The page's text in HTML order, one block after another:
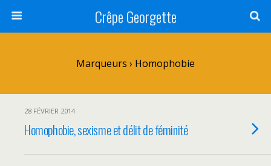
Crêpe Georgette
Marqueurs › Homophobie
28 FÉVRIER 2014
Homophobie, sexisme et délit de féminité